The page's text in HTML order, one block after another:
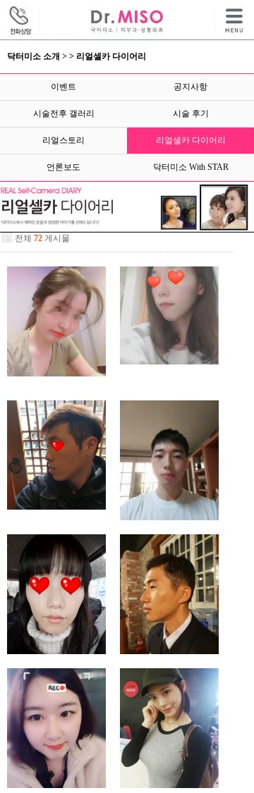
닥터미소 소개 > > 리얼셀카 다이어리
이벤트 공지사항
시술전후 갤러리 시술 후기
리얼스토리 리얼셀카 다이어리
언론보도 닥터미소 With STAR
전체 72 게시물
무턱필러
미쥬코 하고 자신감
남자 미쥬코 후기 남자코필러 후기
닥터미소 입꼬리패키
지+입술필러 만족해
요.
미쥬코후기